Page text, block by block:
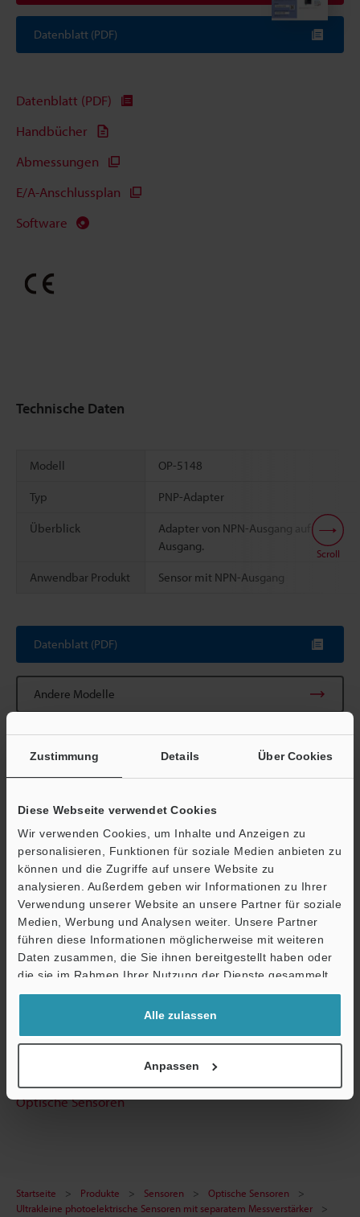
Zustimmung Details Über Cookies
Diese Webseite verwendet Cookies
Wir verwenden Cookies, um Inhalte und Anzeigen zu
personalisieren, Funktionen für soziale Medien anbieten zu
können und die Zugriffe auf unsere Website zu
analysieren. Außerdem geben wir Informationen zu Ihrer
Verwendung unserer Website an unsere Partner für soziale
Medien, Werbung und Analysen weiter. Unsere Partner
führen diese Informationen möglicherweise mit weiteren
Daten zusammen, die Sie ihnen bereitgestellt haben oder
die sie im Rahmen Ihrer Nutzung der Dienste gesammelt
haben.
Alle zulassen
Anpassen
Datenblatt (PDF)
Datenblatt (PDF)
Handbücher
Abmessungen
E/A-Anschlussplan
Software
Technische Daten
Modell OP-5148
Typ PNP-Adapter
Überblick
Adapter von NPN-Ausgang auf PNP-
Ausgang.
Anwendbar Produkt Sensor mit NPN-Ausgang
Scroll
Datenblatt (PDF)
Andere Modelle
Broschüre herunterladen
Technische Leitfäden
Datenblatt (PDF)
Handbücher
Software
Terminwunsch
Optische Sensoren
Startseite Produkte Sensoren
Optische Sensoren
Ultrakleine photoelektrische Sensoren mit separatem Messverstärker
Support